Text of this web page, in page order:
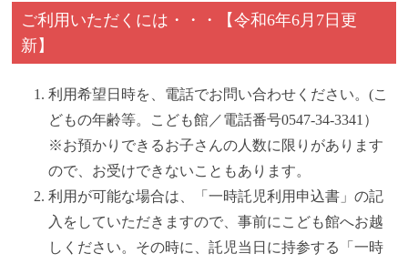
ご利用いただくには・・・【令和6年6月7日更
新】
利用希望日時を、電話でお問い合わせください。(こ
どもの年齢等。こども館／電話番号0547-34-3341）
※お預かりできるお子さんの人数に限りがあります
ので、お受けできないこともあります。
利用が可能な場合は、「一時託児利用申込書」の記
入をしていただきますので、事前にこども館へお越
しください。その時に、託児当日に持参する「一時